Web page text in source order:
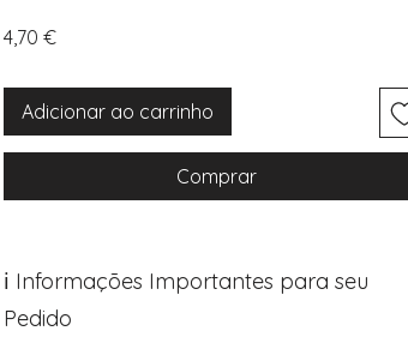
4,70 €Preço
Adicionar ao carrinho
Comprar
ℹ️ Informações Importantes para seu
Pedido